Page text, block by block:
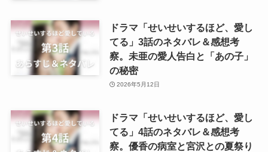
ドラマ「せいせいするほど、愛し
てる」3話のネタバレ＆感想考
察。未亜の愛人告白と「あの子」
の秘密
2026年5月12日
ドラマ「せいせいするほど、愛し
てる」4話のネタバレ＆感想考
察。優香の病室と宮沢との夏祭り